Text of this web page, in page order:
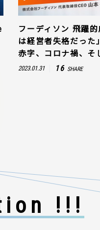
フーディソン 飛躍
は経営者失格だった
赤字、コロナ禍、そ
2023.01.31 16 SHARE
!!!